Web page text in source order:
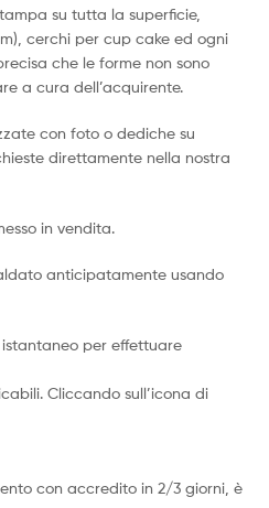
su tutta la superficie,
cerchi per cup cake ed ogni
che le forme non sono
a cura dell’acquirente.
con foto o dediche su
direttamente nella nostra
in vendita.
anticipatamente usando
istantaneo per effettuare
Cliccando sull’icona di
con accredito in 2/3 giorni, è